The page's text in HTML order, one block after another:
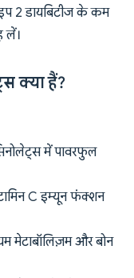
2 डायबिटीज के कम
लें।
क्या हैं?
में पावरफुल
C इम्यून फंक्शन
मेटाबॉलिज़म और बोन